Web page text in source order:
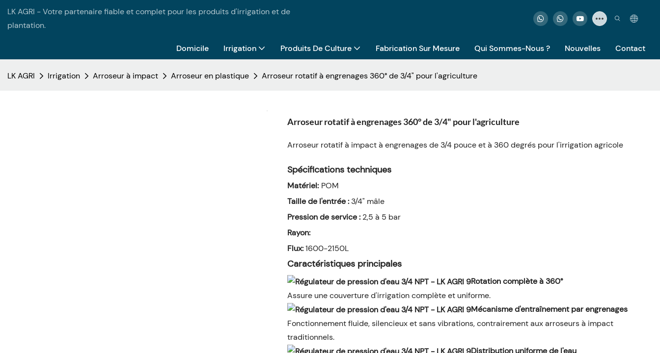
LK AGRI - Votre partenaire fiable et complet pour les produits d'irrigation et de
plantation.
Domicile Irrigation Produits De Culture Fabrication Sur Mesure Qui Sommes-Nous ? Nouvelles Contact
LK AGRI Irrigation Arroseur à impact Arroseur en plastique Arroseur rotatif à engrenages 360° de 3/4" pour l'agriculture
Arroseur rotatif à engrenages 360° de 3/4" pour l'agriculture
Arroseur rotatif à impact à engrenages de 3/4 pouce et à 360 degrés pour l'irrigation agricole
Spécifications techniques
Matériel: POM
Taille de l'entrée : 3/4" mâle
Pression de service : 2,5 à 5 bar
Rayon:
Flux:1600-2150L
Caractéristiques principales
Rotation complète à 360°
Assure une couverture d'irrigation complète et uniforme.
Mécanisme d'entraînement par engrenages
Fonctionnement fluide, silencieux et sans vibrations, contrairement aux arroseurs à impact
traditionnels.